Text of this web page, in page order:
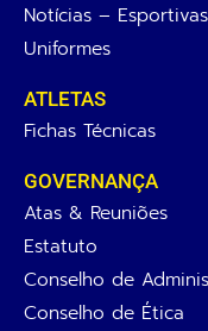
Notícias – Esportivas
Uniformes
ATLETAS
Fichas Técnicas
GOVERNANÇA
Atas & Reuniões
Estatuto
Conselho de
Conselho de Ética